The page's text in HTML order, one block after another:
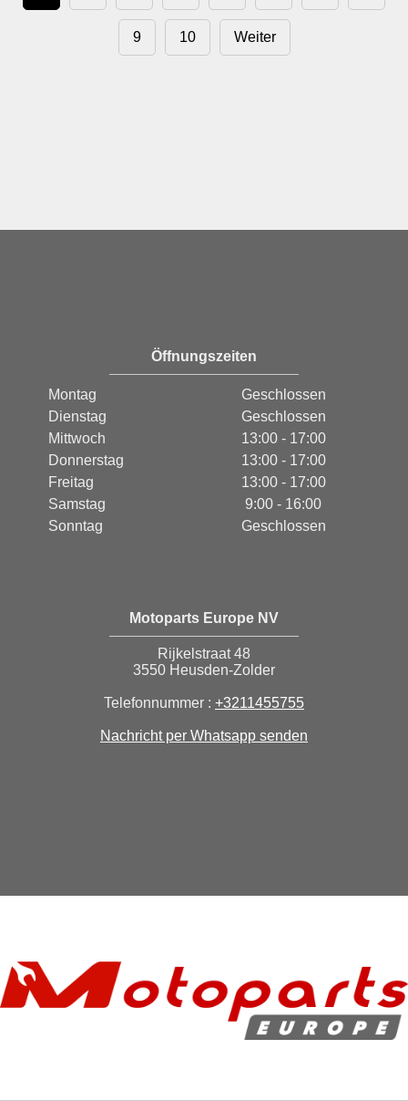
9 10 Weiter
Öffnungszeiten
Montag
Geschlossen
Dienstag
Geschlossen
Mittwoch
13:00 - 17:00
Donnerstag
13:00 - 17:00
Freitag
13:00 - 17:00
Samstag
9:00 - 16:00
Sonntag
Geschlossen
Motoparts Europe NV
Rijkelstraat 48
3550 Heusden-Zolder
Telefonnummer : +3211455755
Nachricht per Whatsapp senden